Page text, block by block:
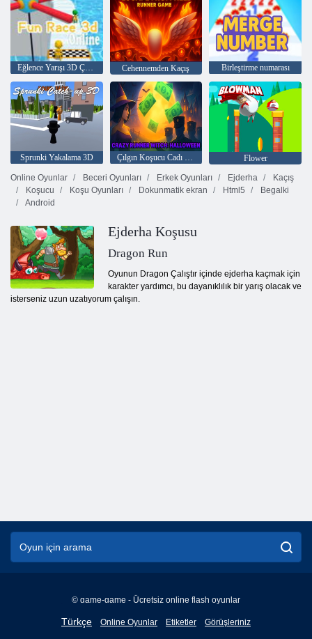
Eğlence Yarışı 3D Çevrimiçi Cehennemden Kaçış Birleştirme numarası
Sprunki Yakalama 3D Çılgın Koşucu Cadı Cadılar Bayramı
Flower
Online Oyunlar
Beceri Oyunları Erkek Oyunları Ejderha
Kaçış
Koşucu
Koşu Oyunları Dokunmatik ekran Html5
Begalki
Android
Ejderha Koşusu
Dragon Run
Oyunun Dragon Çalıştır içinde ejderha kaçmak için
karakter yardımcı, bu dayanıklılık bir yarış olacak ve
isterseniz uzun uzatıyorum çalışın.
© game-game - Ücretsiz online flash oyunlar
Türkçe
English
Online Oyunlar Etiketler Görüşleriniz